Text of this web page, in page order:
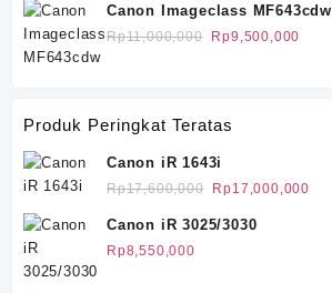
Canon Imageclass MF643cdw
Rp11,000,000 Harga
Rp9,500,000
Produk Peringkat Teratas
Canon iR 1643i
Rp17,600,000 Harga
adalah:
Rp17,000,000
Canon iR 3025/3030
Rp8,550,000